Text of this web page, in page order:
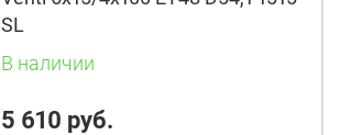
SL
В наличии
5 610 руб.